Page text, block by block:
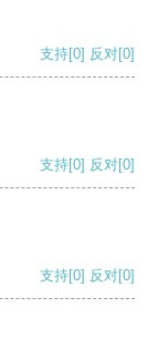
支持[0] 反对[0]
支持[0] 反对[0]
支持[0] 反对[0]